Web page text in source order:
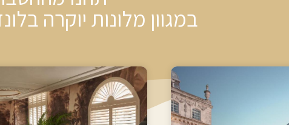
במגוון מלונות יוקרה